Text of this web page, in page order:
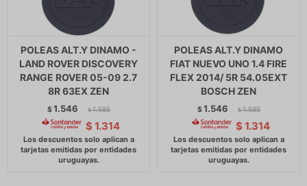
POLEAS ALT.Y DINAMO -
LAND ROVER DISCOVERY
RANGE ROVER 05-09 2.7
8R 63EX ZEN
$1.546 $ 1.585
$ 1.314
POLEAS ALT.Y DINAMO
FIAT NUEVO UNO 1.4 FIRE
FLEX 2014/ 5R 54.05EXT
BOSCH ZEN
$1.546 $ 1.585
$ 1.314